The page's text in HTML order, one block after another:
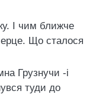
I чим ближче
Що сталося
Грузнучи -i
туди до